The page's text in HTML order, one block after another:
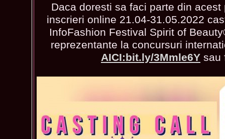
Daca doresti sa faci parte din
inscrieri online 21.04-31.05.2022
InfoFashion Festival Spirit of
reprezentante la concursuri
AICI:bit.ly/3Mmle6Y sau